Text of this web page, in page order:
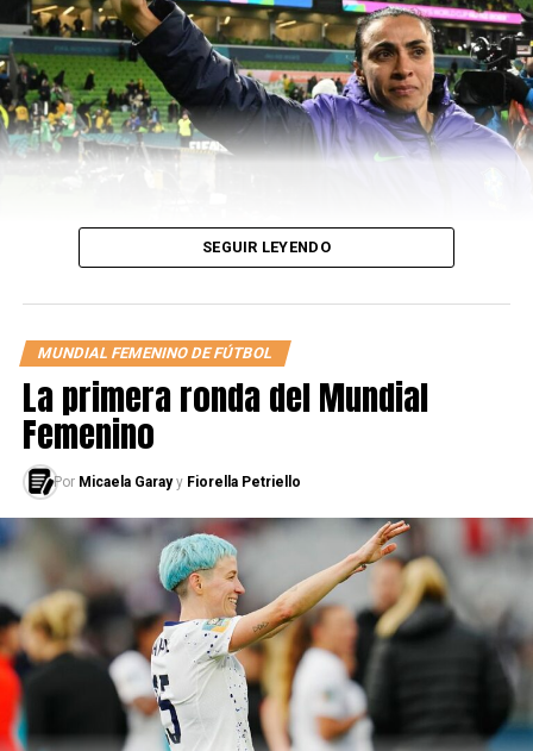
SEGUIR LEYENDO
MUNDIAL FEMENINO DE FÚTBOL
La primera ronda del Mundial
Femenino
Por Micaela Garayy Fiorella Petriello